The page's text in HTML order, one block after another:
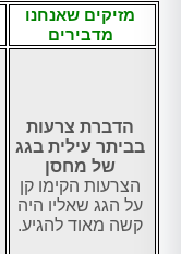
מזיקים שאנחנו
מדבירים
הדברת צרעות
בביתר עילית בגג
של מחסן
הצרעות הקימו קן
על הגג שאליו היה
קשה מאוד להגיע.